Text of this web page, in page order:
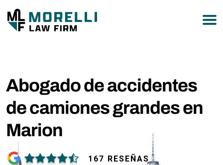
Abogado de accidentes
de camiones grandes en
Marion
167 RESEÑAS